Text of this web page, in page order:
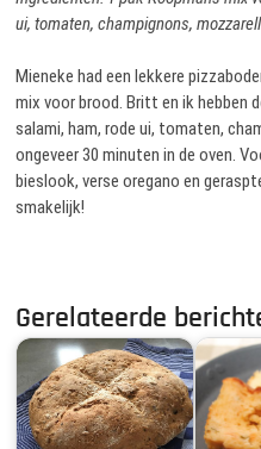
ui, tomaten, champignons,
Mieneke had een lekkere
mix voor brood. Britt en ik hebben
salami, ham, rode ui, tomaten,
ongeveer 30 minuten in de oven.
bieslook, verse oregano en
smakelijk!
Gerelateerde